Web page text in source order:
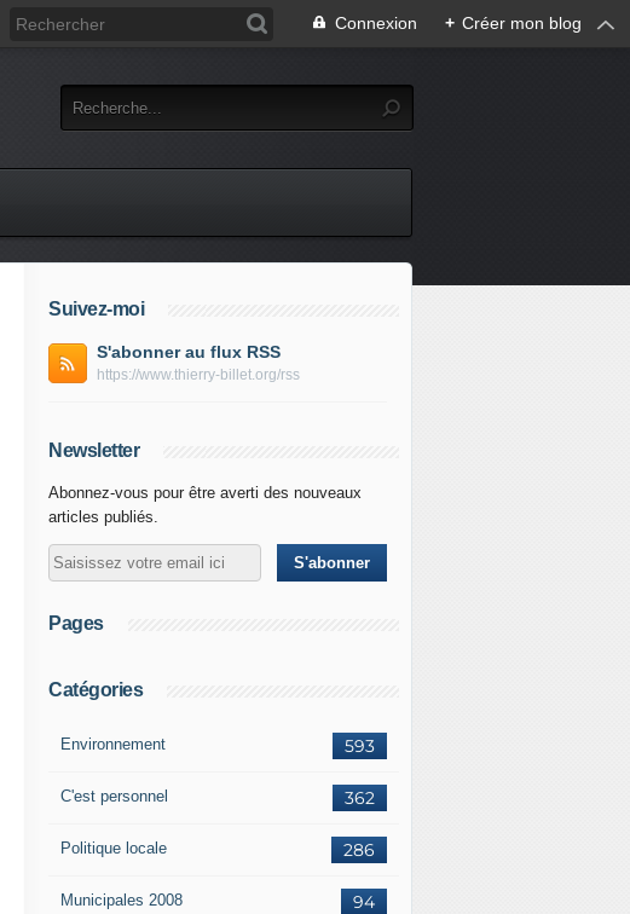
Connexion + Créer mon blog
Suivez-moi
S'abonner au flux RSS
https://www.thierry-billet.org/rss
Newsletter
Abonnez-vous pour être averti des nouveaux
articles publiés.
Pages
Catégories
593
Environnement
362
C'est personnel
286
Politique locale
94
Municipales 2008